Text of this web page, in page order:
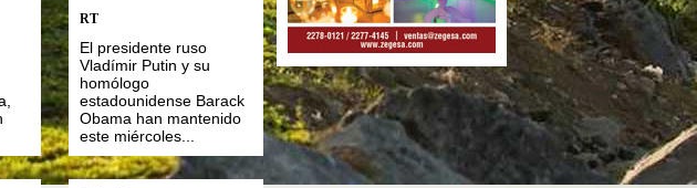
RT
El presidente ruso
Vladímir Putin y su
homólogo
estadounidense Barack
Obama han mantenido
este miércoles...